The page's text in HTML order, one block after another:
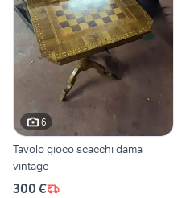
6
Tavolo gioco scacchi dama
vintage
300 €